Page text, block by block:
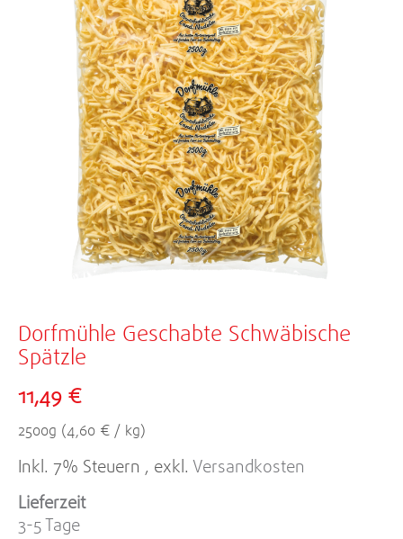
Dorfmühle Geschabte Schwäbische
Spätzle
11,49 €
2500g (4,60 € / kg)
Inkl. 7% Steuern , exkl. Versandkosten
Lieferzeit
3-5 Tage
Bildergalerie
springen
Anfang
der
Bildergalerie
springen